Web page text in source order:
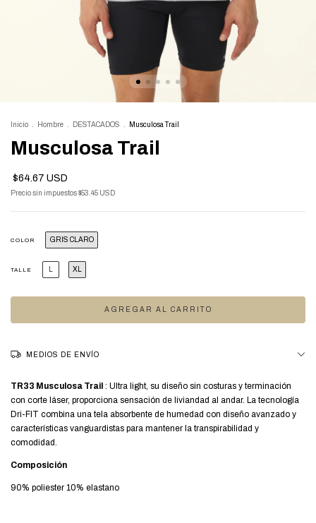
Inicio Hombre DESTACADOS Musculosa Trail
Musculosa Trail
$64.67 USD
Precio sin impuestos$53.45 USD
COLOR GRIS CLARO
TALLE XL
MEDIOS DE ENVÍO
TR33 Musculosa Trail : Ultra light, su diseño sin costuras y terminación
con corte láser, proporciona sensación de liviandad al andar. La tecnología
Dri-FIT combina una tela absorbente de humedad con diseño avanzado y
características vanguardistas para mantener la transpirabilidad y
comodidad.
Composición
90% poliester 10% elastano